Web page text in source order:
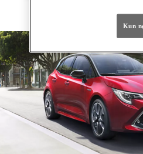
Kun